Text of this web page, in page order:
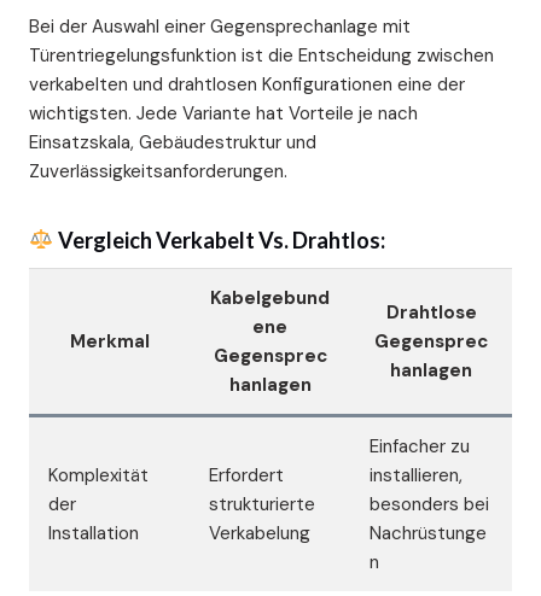
Bei der Auswahl einer Gegensprechanlage mit
Türentriegelungsfunktion ist die Entscheidung zwischen
verkabelten und drahtlosen Konfigurationen eine der
wichtigsten. Jede Variante hat Vorteile je nach
Einsatzskala, Gebäudestruktur und
Zuverlässigkeitsanforderungen.
Vergleich Verkabelt Vs. Drahtlos:
Merkmal
Kabelgebund
ene
Gegensprec
hanlagen
Drahtlose
Gegensprec
hanlagen
Komplexität
der
Installation
Erfordert
strukturierte
Verkabelung
Einfacher zu
installieren,
besonders bei
Nachrüstunge
n